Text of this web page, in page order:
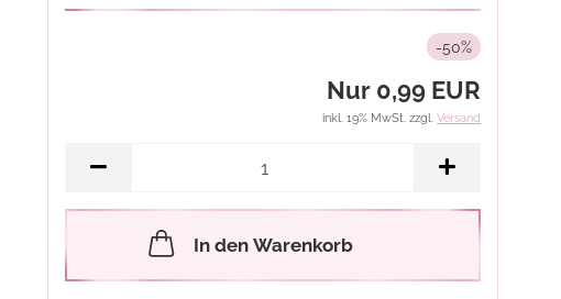
-50%
Nur 0,99 EUR
inkl. 19% MwSt. zzgl. Versand
In den Warenkorb